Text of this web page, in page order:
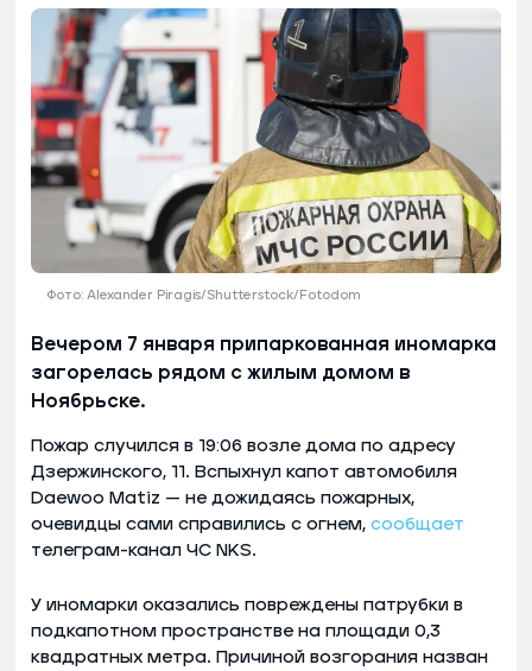
Фото: Alexander Piragis/Shutterstock/Fotodom
Вечером 7 января припаркованная иномарка
загорелась рядом с жилым домом в
Ноябрьске.
Пожар случился в 19:06 возле дома по адресу
Дзержинского, 11. Вспыхнул капот автомобиля
Daewoo Matiz — не дожидаясь пожарных,
очевидцы сами справились с огнем, сообщает
телеграм-канал ЧС NKS.
У иномарки оказались повреждены патрубки в
подкапотном пространстве на площади 0,3
квадратных метра. Причиной возгорания назван